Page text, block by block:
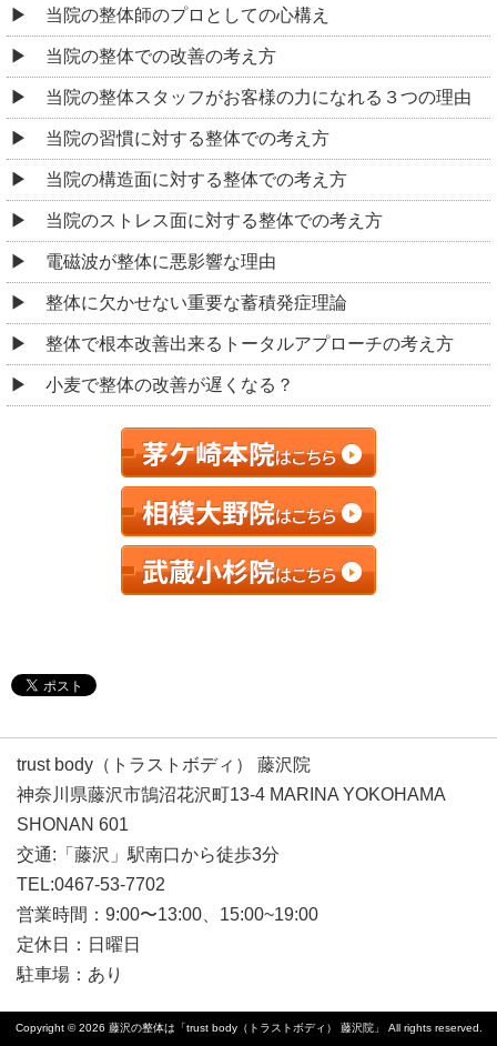
当院の整体師のプロとしての心構え
当院の整体での改善の考え方
当院の整体スタッフがお客様の力になれる３つの理由
当院の習慣に対する整体での考え方
当院の構造面に対する整体での考え方
当院のストレス面に対する整体での考え方
電磁波が整体に悪影響な理由
整体に欠かせない重要な蓄積発症理論
整体で根本改善出来るトータルアプローチの考え方
小麦で整体の改善が遅くなる？
trust body（トラストボディ） 藤沢院
神奈川県藤沢市鵠沼花沢町13-4 MARINA YOKOHAMA
SHONAN 601
交通:「藤沢」駅南口から徒歩3分
TEL:0467-53-7702
営業時間：9:00〜13:00、15:00~19:00
定休日：日曜日
駐車場：あり
Copyright © 2026 藤沢の整体は「trust body（トラストボディ） 藤沢院」 All rights reserved.